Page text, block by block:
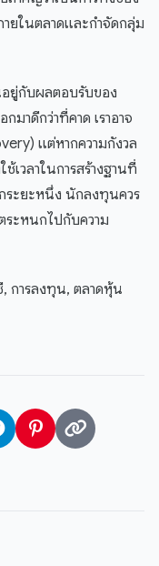
ยในตลาดและกำจัดกลุ่ม
ยู่กับผลตอบรับของ
มาดีกว่าที่คาด เราอาจ
แต่หากความกังวล
เวลาในการสร้างฐานที่
ระยะหนึ่ง นักลงทุนควร
ะหนกไปกับความ
, การลงทุน, ตลาดหุ้น